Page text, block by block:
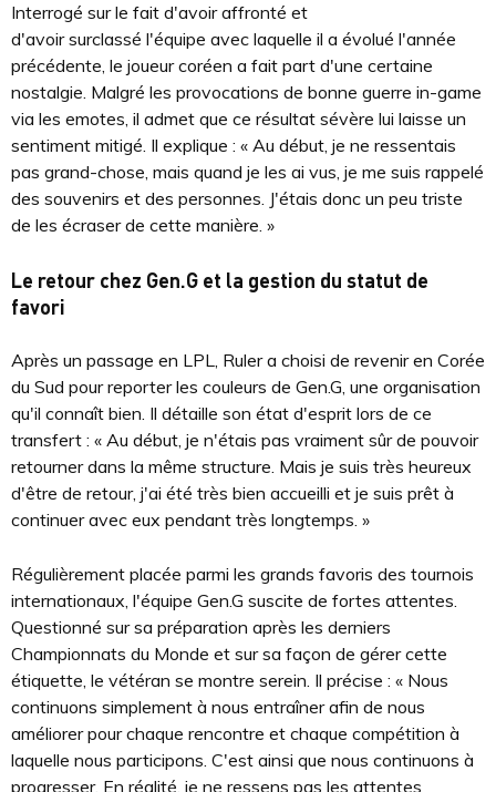
Interrogé sur le fait d'avoir affronté et
d'avoir surclassé l'équipe avec laquelle il a évolué l'année
précédente, le joueur coréen a fait part d'une certaine
nostalgie. Malgré les provocations de bonne guerre in-game
via les emotes, il admet que ce résultat sévère lui laisse un
sentiment mitigé. Il explique : « Au début, je ne ressentais
pas grand-chose, mais quand je les ai vus, je me suis rappelé
des souvenirs et des personnes. J'étais donc un peu triste
de les écraser de cette manière. »
Le retour chez Gen.G et la gestion du statut de
favori
Après un passage en LPL, Ruler a choisi de revenir en Corée
du Sud pour reporter les couleurs de Gen.G, une organisation
qu'il connaît bien. Il détaille son état d'esprit lors de ce
transfert : « Au début, je n'étais pas vraiment sûr de pouvoir
retourner dans la même structure. Mais je suis très heureux
d'être de retour, j'ai été très bien accueilli et je suis prêt à
continuer avec eux pendant très longtemps. »
Régulièrement placée parmi les grands favoris des tournois
internationaux, l'équipe Gen.G suscite de fortes attentes.
Questionné sur sa préparation après les derniers
Championnats du Monde et sur sa façon de gérer cette
étiquette, le vétéran se montre serein. Il précise : « Nous
continuons simplement à nous entraîner afin de nous
améliorer pour chaque rencontre et chaque compétition à
laquelle nous participons. C'est ainsi que nous continuons à
progresser. En réalité, je ne ressens pas les attentes